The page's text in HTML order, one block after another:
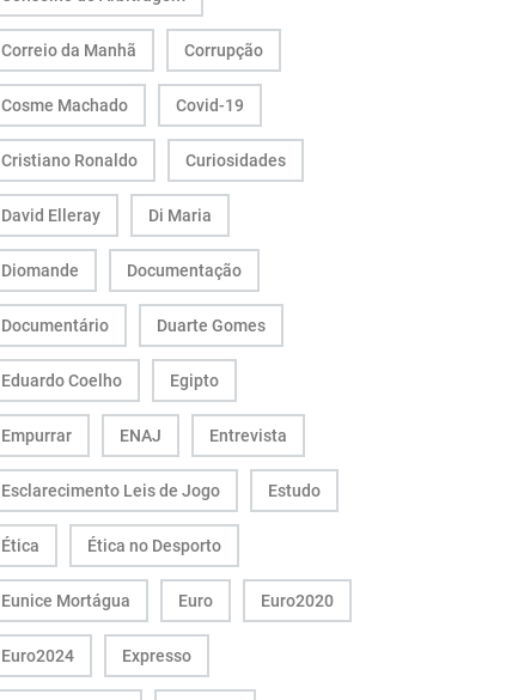
Correio da Manhã Corrupção
Cosme Machado Covid-19
Cristiano Ronaldo Curiosidades
David Elleray Di Maria
Diomande Documentação
Documentário Duarte Gomes
Eduardo Coelho Egipto
Empurrar ENAJ Entrevista
Esclarecimento Leis de Jogo Estudo
Ética Ética no Desporto
Eunice Mortágua Euro Euro2020
Euro2024 Expresso